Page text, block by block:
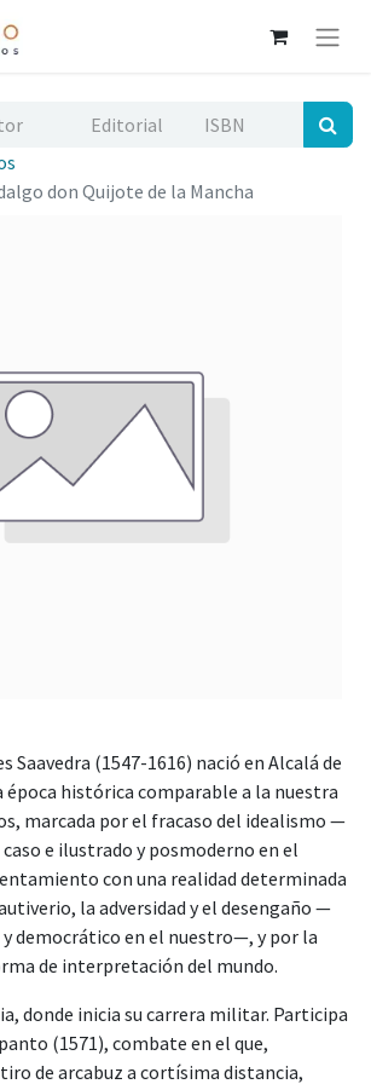
don Quijote de la Mancha
Saavedra (1547-1616) nació en Alcalá de
época histórica comparable a la nuestra
marcada por el fracaso del idealismo —
e ilustrado y posmoderno en el
con una realidad determinada
la adversidad y el desengaño —
y democrático en el nuestro—, y por la
de interpretación del mundo.
donde inicia su carrera militar. Participa
(1571), combate en el que,
de arcabuz a cortísima distancia,